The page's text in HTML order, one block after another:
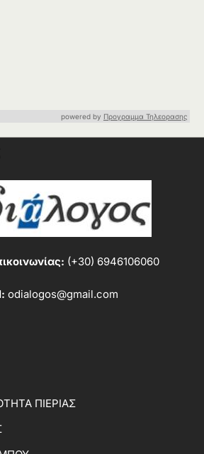
powered by Προγραμμα Τηλεορασης
(+30) 6946106060
odialogos@gmail.com
ΠΙΕΡΙΑΣ